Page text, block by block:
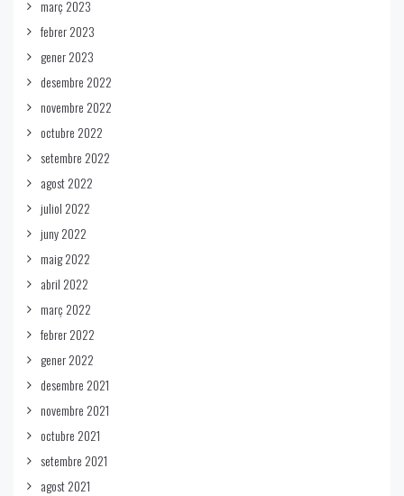
març 2023
febrer 2023
gener 2023
desembre 2022
novembre 2022
octubre 2022
setembre 2022
agost 2022
juliol 2022
juny 2022
maig 2022
abril 2022
març 2022
febrer 2022
gener 2022
desembre 2021
novembre 2021
octubre 2021
setembre 2021
agost 2021